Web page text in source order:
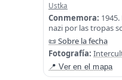
Ustka
Conmemora:
nazi por las tropas
📜 Sobre la fecha
Fotografía:
📍 Ver en el mapa